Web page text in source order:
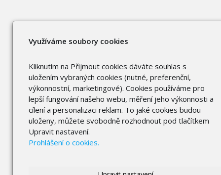
Využíváme soubory cookies
Kliknutím na Přijmout cookies dáváte souhlas s
uložením vybraných cookies (nutné, preferenční,
výkonnostní, marketingové). Cookies používáme pro
lepší fungování našeho webu, měření jeho výkonnosti a
cílení a personalizaci reklam. To jaké cookies budou
uloženy, můžete svobodně rozhodnout pod tlačítkem
Upravit nastavení.
Prohlášení o cookies.